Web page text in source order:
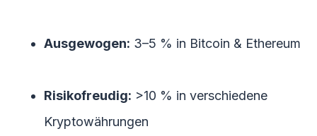
Ausgewogen: 3–5 % in Bitcoin & Ethereum
Risikofreudig: >10 % in verschiedene
Kryptowährungen